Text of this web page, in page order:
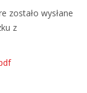
zostało wysłane
z